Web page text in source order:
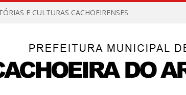
E CULTURAS CACHOEIRENSES